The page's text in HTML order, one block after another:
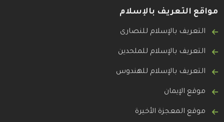
مواقع التعريف بالإسلام
التعريف بالإسلام للنصارى
التعريف بالإسلام للملحدين
التعريف بالإسلام للهندوس
موقع الإيمان
موقع المعجزة الأخيرة